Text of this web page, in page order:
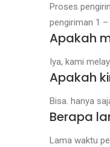
Proses
pengiriman 1
Apakah
Iya, kami
Apakah
Bisa. hanya
Berapa
Lama waktu